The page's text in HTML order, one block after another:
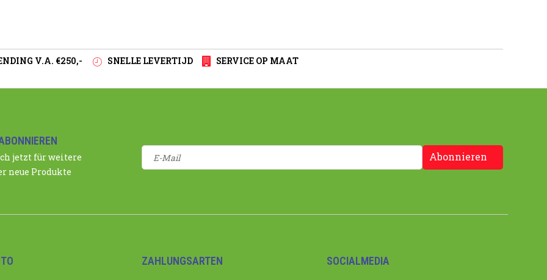
V.A. €250,- SNELLE LEVERTIJD SERVICE OP MAAT
jetzt für weitere
neue Produkte
Abonnieren
ZAHLUNGSARTEN SOCIALMEDIA